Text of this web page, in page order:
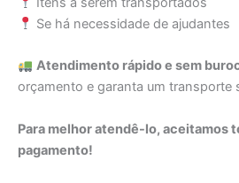
Se há necessidade de ajudantes
Atendimento rápido e sem
orçamento e garanta um transporte
Para melhor atendê-lo, aceitamos
pagamento!